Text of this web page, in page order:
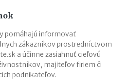
pomáhajú informovať
zákazníkov prostredníctvom
a účinne zasiahnuť cieľovú
majiteľov firiem či
podnikateľov.